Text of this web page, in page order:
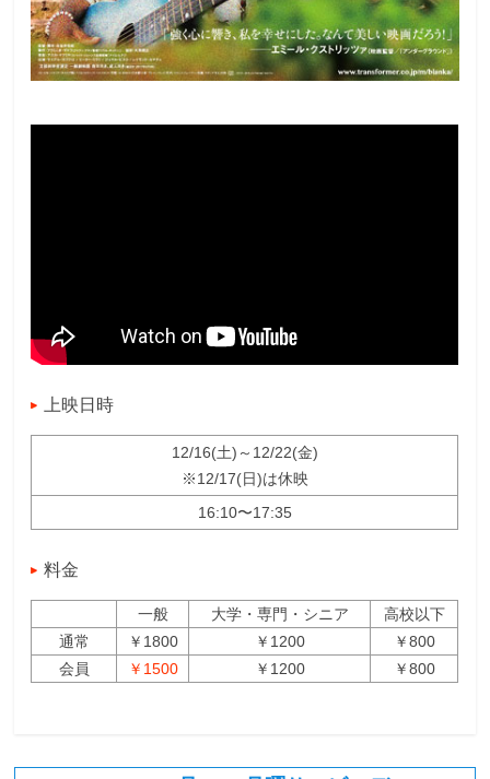
上映日時
12/16(土)～12/22(金)
※12/17(日)は休映
16:10〜17:35
料金
一般 大学・専門・シニア
高校以下
通常
￥1800 ￥1200
￥800
会員
￥1500 ￥1200 ￥800